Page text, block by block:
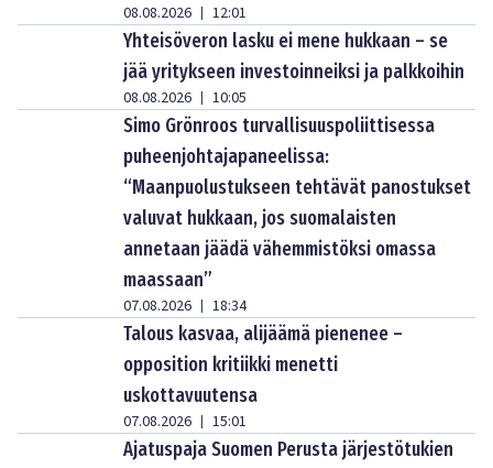
08.08.2026 | 12:01
Yhteisöveron lasku ei mene hukkaan – se
jää yritykseen investoinneiksi ja palkkoihin
08.08.2026 | 10:05
Simo Grönroos turvallisuuspoliittisessa
puheenjohtajapaneelissa:
“Maanpuolustukseen tehtävät panostukset
valuvat hukkaan, jos suomalaisten
annetaan jäädä vähemmistöksi omassa
maassaan”
07.08.2026 | 18:34
Talous kasvaa, alijäämä pienenee –
opposition kritiikki menetti
uskottavuutensa
07.08.2026 | 15:01
Ajatuspaja Suomen Perusta järjestötukien